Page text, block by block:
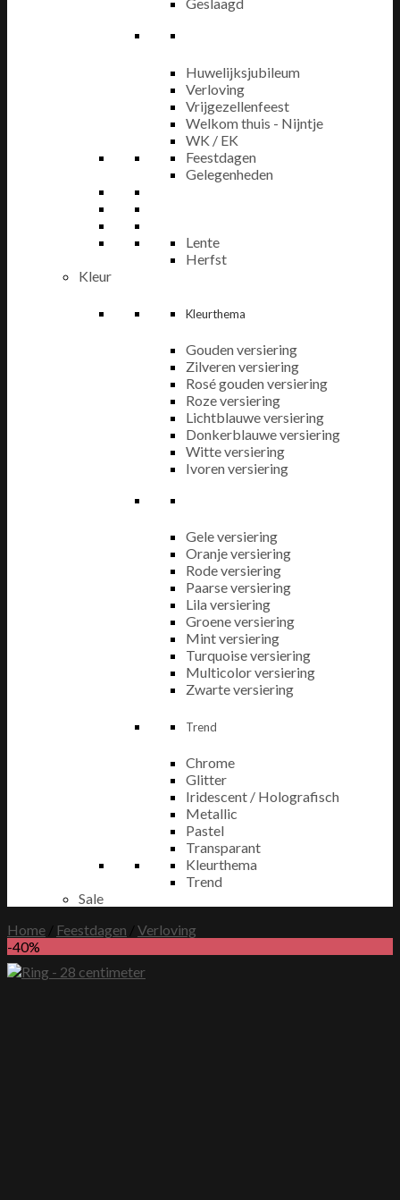
Geslaagd
Huwelijksjubileum
Verloving
Vrijgezellenfeest
Welkom thuis - Nijntje
WK / EK
Feestdagen
Gelegenheden
Lente
Herfst
Kleur
Kleurthema
Gouden versiering
Zilveren versiering
Rosé gouden versiering
Roze versiering
Lichtblauwe versiering
Donkerblauwe versiering
Witte versiering
Ivoren versiering
Gele versiering
Oranje versiering
Rode versiering
Paarse versiering
Lila versiering
Groene versiering
Mint versiering
Turquoise versiering
Multicolor versiering
Zwarte versiering
Trend
Chrome
Glitter
Iridescent / Holografisch
Metallic
Pastel
Transparant
Kleurthema
Trend
Sale
Home
Feestdagen
Verloving
-40%